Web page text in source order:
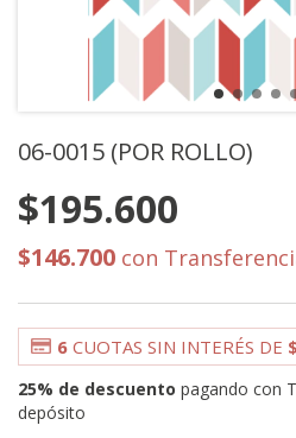
06-0015 (POR ROLLO)
$195.600
$146.700 con
6 CUOTAS SIN INTERÉS DE
25% de descuento pagando con
depósito